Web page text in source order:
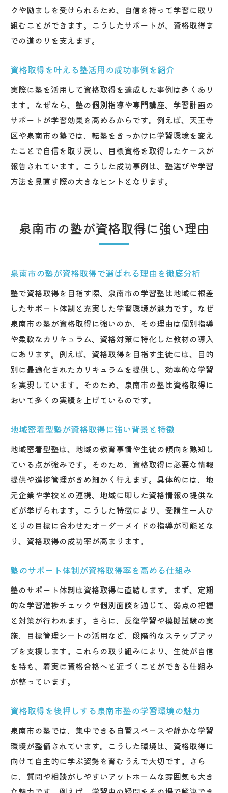
クや励ましを受けられるため、自信を持って学習に取り
組むことができます。こうしたサポートが、資格取得ま
での道のりを支えます。
資格取得を叶える塾活用の成功事例を紹介
実際に塾を活用して資格取得を達成した事例は多くあり
ます。なぜなら、塾の個別指導や専門講座、学習計画の
サポートが学習効果を高めるからです。例えば、天王寺
区や泉南市の塾では、転塾をきっかけに学習環境を変え
たことで自信を取り戻し、目標資格を取得したケースが
報告されています。こうした成功事例は、塾選びや学習
方法を見直す際の大きなヒントとなります。
泉南市の塾が資格取得に強い理由
泉南市の塾が資格取得で選ばれる理由を徹底分析
塾で資格取得を目指す際、泉南市の学習塾は地域に根差
したサポート体制と充実した学習環境が魅力です。なぜ
泉南市の塾が資格取得に強いのか、その理由は個別指導
や柔軟なカリキュラム、資格対策に特化した教材の導入
にあります。例えば、資格取得を目指す生徒には、目的
別に最適化されたカリキュラムを提供し、効率的な学習
を実現しています。そのため、泉南市の塾は資格取得に
おいて多くの実績を上げているのです。
地域密着型塾が資格取得に強い背景と特徴
地域密着型塾は、地域の教育事情や生徒の傾向を熟知し
ている点が強みです。そのため、資格取得に必要な情報
提供や進捗管理がきめ細かく行えます。具体的には、地
元企業や学校との連携、地域に即した資格情報の提供な
どが挙げられます。こうした特徴により、受講生一人ひ
とりの目標に合わせたオーダーメイドの指導が可能とな
り、資格取得の成功率が高まります。
塾のサポート体制が資格取得率を高める仕組み
塾のサポート体制は資格取得に直結します。まず、定期
的な学習進捗チェックや個別面談を通じて、弱点の把握
と対策が行われます。さらに、反復学習や模擬試験の実
施、目標管理シートの活用など、段階的なステップアッ
プを支援します。これらの取り組みにより、生徒が自信
を持ち、着実に資格合格へと近づくことができる仕組み
が整っています。
資格取得を後押しする泉南市塾の学習環境の魅力
泉南市の塾では、集中できる自習スペースや静かな学習
環境が整備されています。こうした環境は、資格取得に
向けて自主的に学ぶ姿勢を育むうえで大切です。さら
に、質問や相談がしやすいアットホームな雰囲気も大き